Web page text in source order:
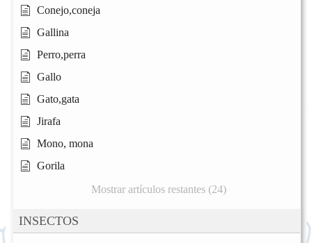
Conejo,coneja
Gallina
Perro,perra
Gallo
Gato,gata
Jirafa
Mono, mona
Gorila
Mostrar artículos restantes (24)
INSECTOS